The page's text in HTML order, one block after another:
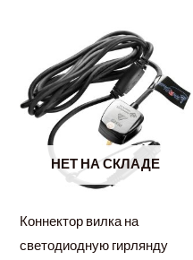
НЕТ НА СКЛАДЕ
Коннектор вилка на
светодиодную гирлянду